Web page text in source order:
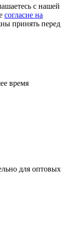
с нашей
согласие на
принять перед
время
для оптовых